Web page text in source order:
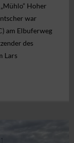
Hoher
war
am Elbuferweg
des
Lars